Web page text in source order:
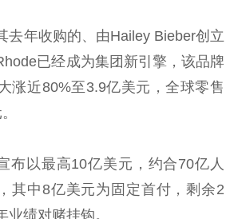
去年收购的、由Hailey Bieber创立
已经成为集团新引擎，该品牌
涨近80%至3.9亿美元，全球零售
布以最高10亿美元，约合70亿人
其中8亿美元为固定首付，剩余2
绩对赌挂钩。